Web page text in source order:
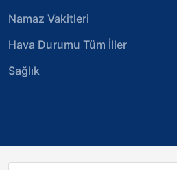
Namaz Vakitleri
Hava Durumu Tüm İller
Sağlık